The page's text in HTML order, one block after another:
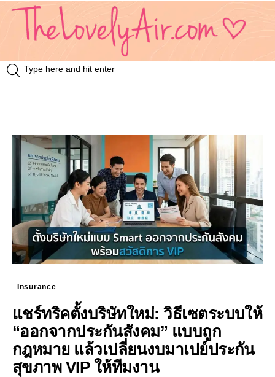
Knowledge
Insurance
VDO
Event & Activities
Insurance
แชร์ทริคตั้งบริษัทใหม่: วิธีเซตระบบให้
“ออกจากประกันสังคม” แบบถูก
กฎหมาย แล้วเปลี่ยนงบมาเปย์ประกัน
สุขภาพ VIP ให้ทีมงาน